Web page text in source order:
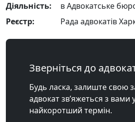
Діяльність:
в Адвокатське
Реєстр:
Рада адвокатів
Зверніться до
Будь ласка, залиште свою
адвокат зв’яжеться з вами
найкоротший термін.